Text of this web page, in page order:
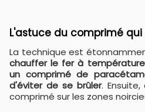
L'astuce du comprimé
La technique est
chauffer le fer à
un comprimé de
d'éviter de se brûler.
comprimé sur les zones